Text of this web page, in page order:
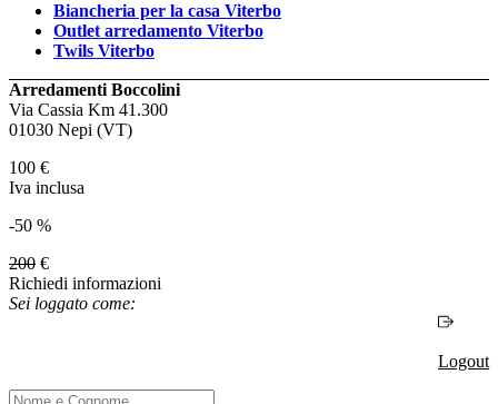
Biancheria per la casa Viterbo
Outlet arredamento Viterbo
Twils Viterbo
Arredamenti Boccolini
Via Cassia Km 41.300
01030 Nepi (VT)
100 €
Iva inclusa
-50 %
200 €
Richiedi informazioni
Sei loggato come:
Logout